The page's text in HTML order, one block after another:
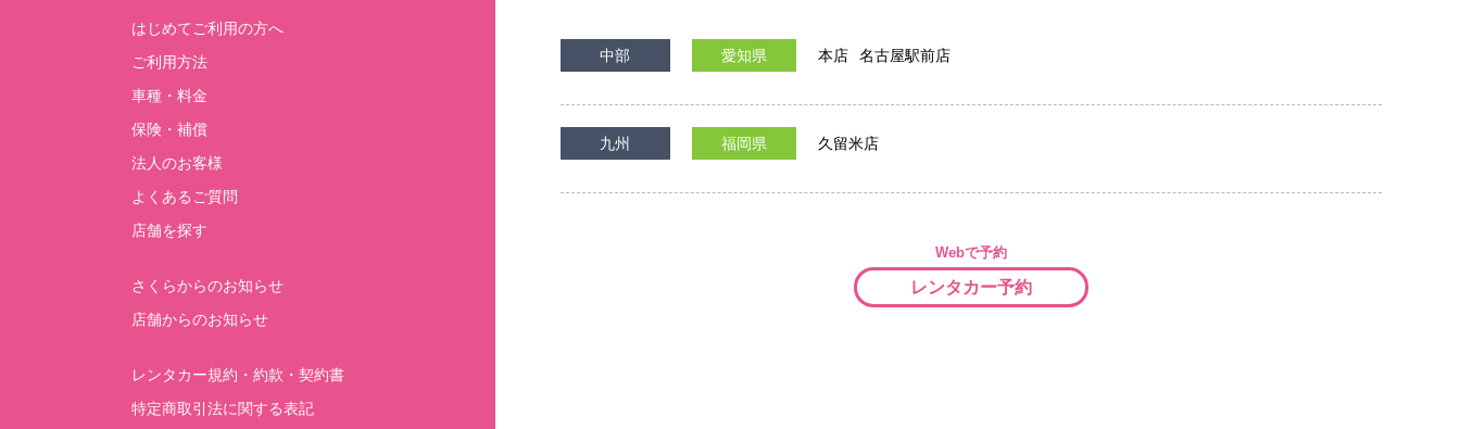
はじめてご利用の方へ
ご利用方法
車種・料金
保険・補償
法人のお客様
よくあるご質問
店舗を探す
さくらからのお知らせ
店舗からのお知らせ
レンタカー規約・約款・契約書
特定商取引法に関する表記
中部 愛知県 本店 名古屋駅前店
九州 福岡県 久留米店
Webで予約
レンタカー予約